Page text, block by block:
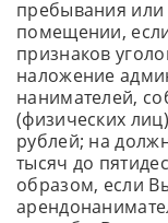
пребывания или
помещении,
признаков
наложение
нанимателей,
(физических
рублей; на
тысяч до
образом, если